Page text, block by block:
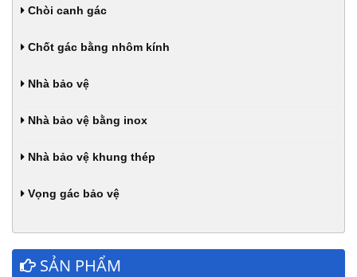
Chòi canh gác
Chốt gác bằng nhôm kính
Nhà bảo vệ
Nhà bảo vệ bằng inox
Nhà bảo vệ khung thép
Vọng gác bảo vệ
SẢN PHẨM